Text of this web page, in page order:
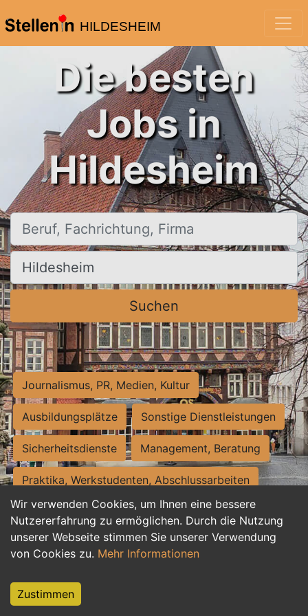
HILDESHEIM
Wir verwenden Cookies, um Ihnen eine bessere
Nutzererfahrung zu ermöglichen. Durch die Nutzung
unserer Webseite stimmen Sie unserer Verwendung
von Cookies zu. Mehr Informationen
Zustimmen
Die besten
Jobs in
Hildesheim
Beruf, Fachrichtung, Firma
Ort, Stadt
Suchen
Journalismus, PR, Medien, Kultur
Ausbildungsplätze Sonstige Dienstleistungen
Sicherheitsdienste Management, Beratung
Praktika, Werkstudenten, Abschlussarbeiten
Personalwesen Assistenz, Sekretariat
Hilfskräfte, Aushilfs- und Nebenjobs
Weiterbildung, Studium, duale Ausbildung